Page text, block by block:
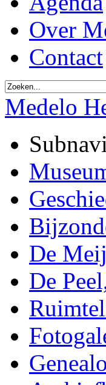
Over
Contact
Medelo
De
De